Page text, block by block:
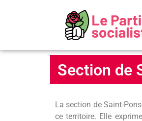
Section de
La section de Saint-
ce territoire. Elle